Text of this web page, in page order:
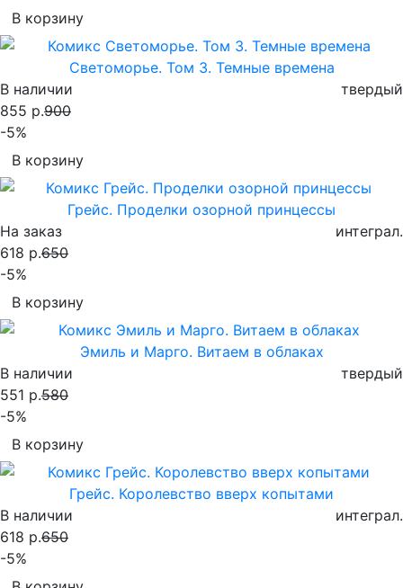
В корзину
Светоморье. Том 3. Темные времена
В наличии
твердый
855 р.900
-5%
В корзину
Грейс. Проделки озорной принцессы
На заказ
интеграл.
618 р.650
-5%
В корзину
Эмиль и Марго. Витаем в облаках
В наличии
твердый
551 р.580
-5%
В корзину
Грейс. Королевство вверх копытами
В наличии
интеграл.
618 р.650
-5%